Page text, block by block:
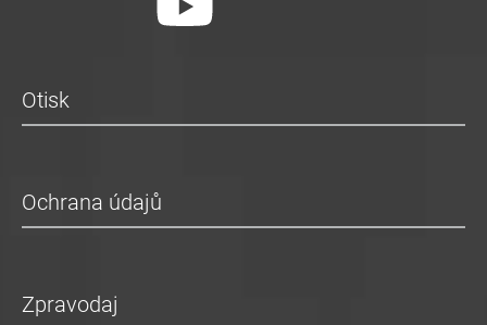
Otisk
Ochrana údajů
Zpravodaj